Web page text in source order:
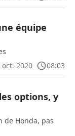
équipe
oct. 2020
08:03
options, y
de Honda, pas